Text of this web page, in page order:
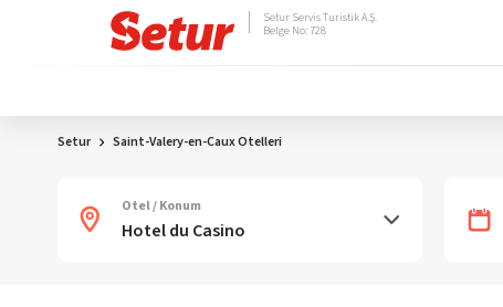
Setur Servis Turistik A.Ş.
Belge No: 728
Setur Saint-Valery-en-Caux Otelleri
Otel / Konum